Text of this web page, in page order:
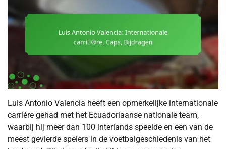
Luis Antonio Valencia heeft een opmerkelijke internationale
carrière gehad met het Ecuadoriaanse nationale team,
waarbij hij meer dan 100 interlands speelde en een van de
meest gevierde spelers in de voetbalgeschiedenis van het